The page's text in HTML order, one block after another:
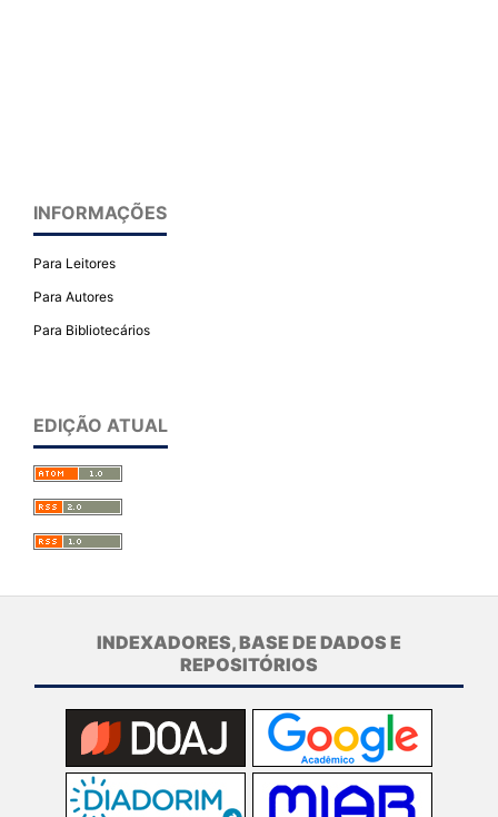
INFORMAÇÕES
Para Leitores
Para Autores
Para Bibliotecários
EDIÇÃO ATUAL
INDEXADORES, BASE DE DADOS E
REPOSITÓRIOS